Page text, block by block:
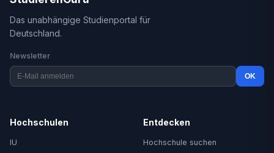
Das unabhängige Studienportal für
Deutschland.
Newsletter
OK
Hochschulen
IU
Entdecken
Hochschule suchen